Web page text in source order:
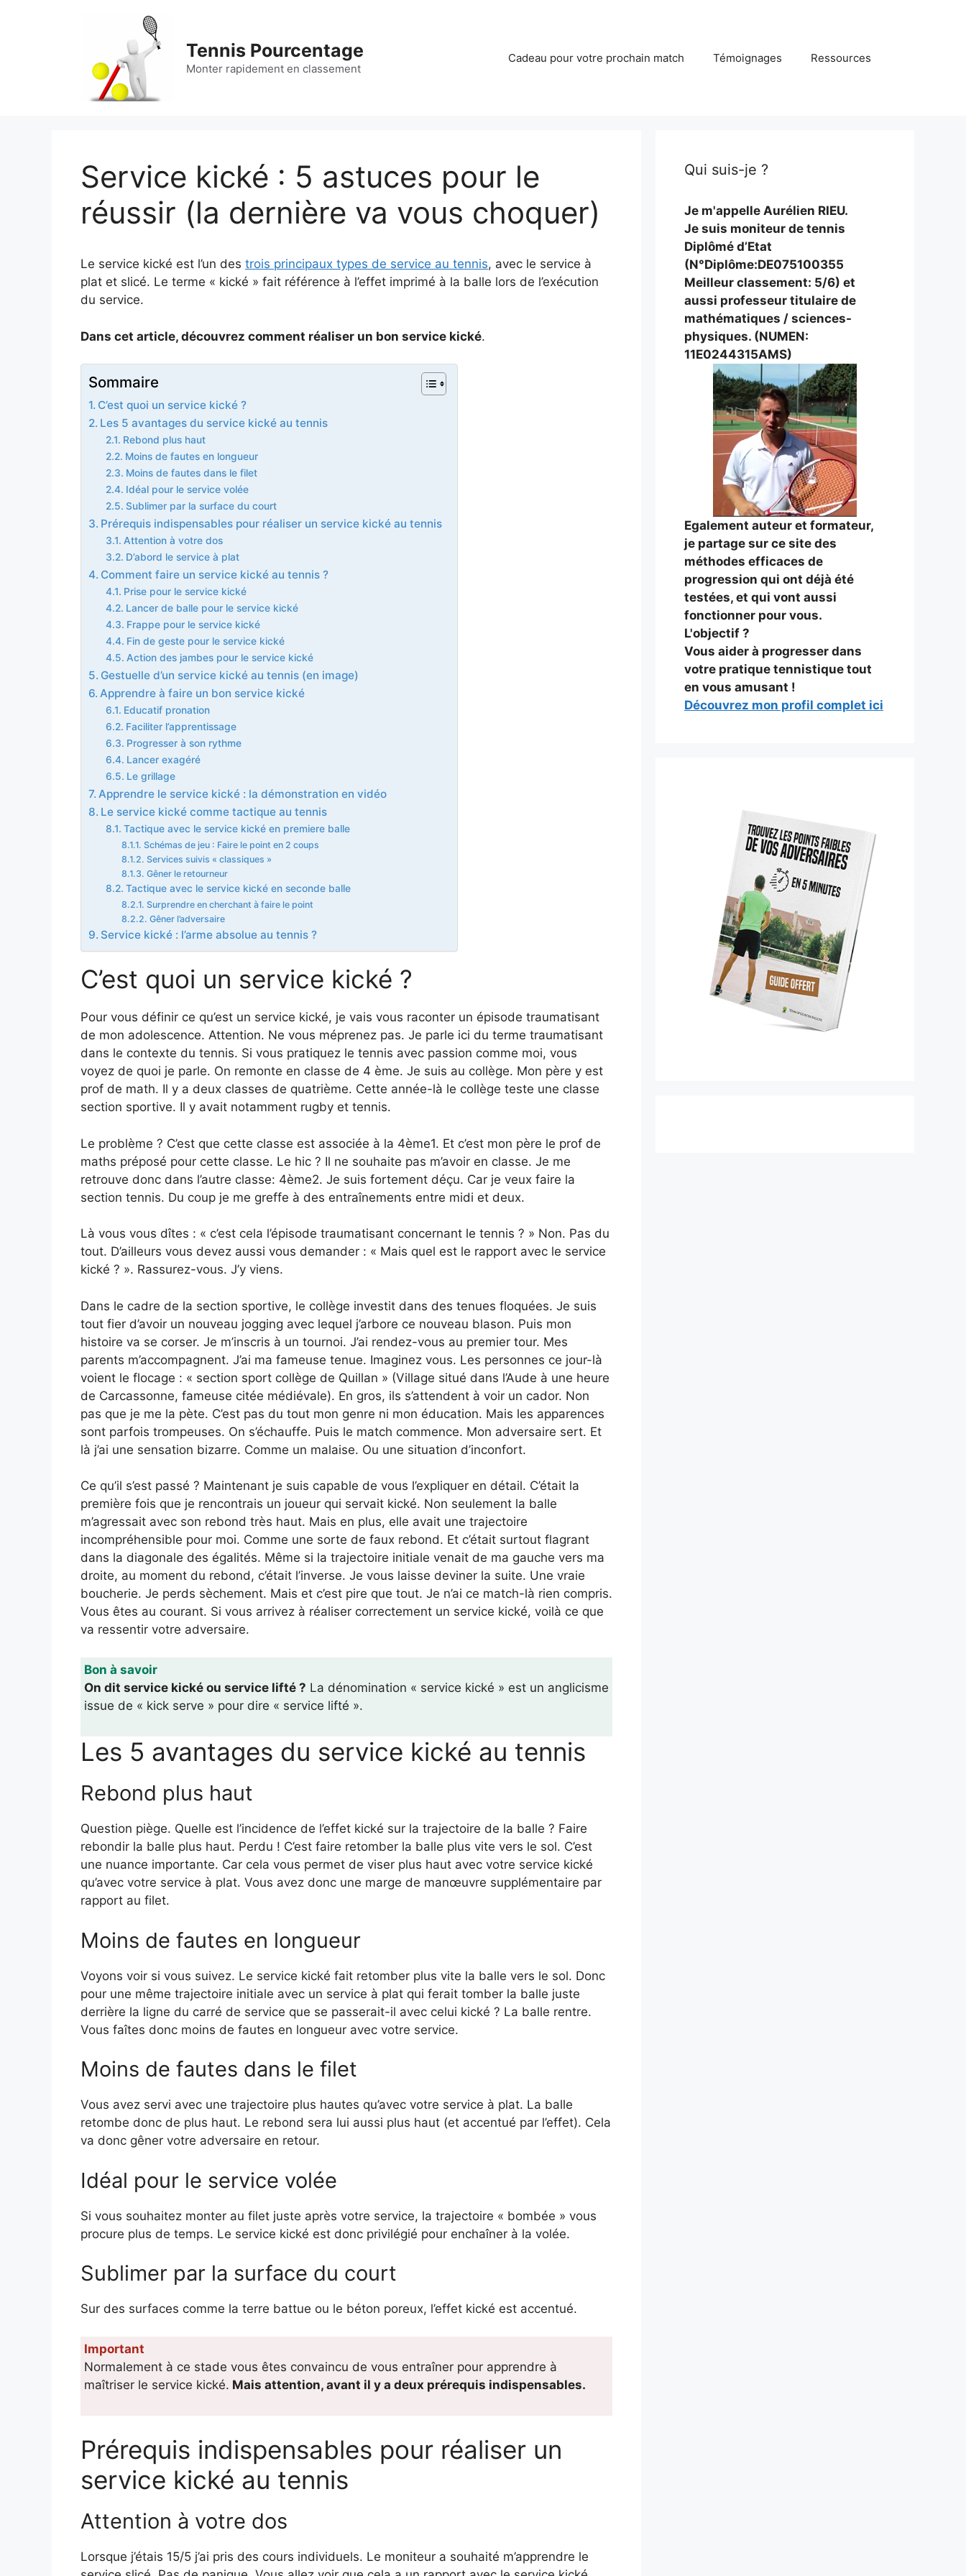
Tennis Pourcentage
Monter rapidement en classement
Cadeau pour votre prochain match Témoignages Ressources
Service kické : 5 astuces pour le
réussir (la dernière va vous choquer)
Le service kické est l’un des trois principaux types de service au tennis, avec le service à
plat et slicé. Le terme « kické » fait référence à l’effet imprimé à la balle lors de l’exécution
du service.
Dans cet article, découvrez comment réaliser un bon service kické.
Sommaire
C’est quoi un service kické ?
Les 5 avantages du service kické au tennis
Rebond plus haut
Moins de fautes en longueur
Moins de fautes dans le filet
Idéal pour le service volée
Sublimer par la surface du court
Prérequis indispensables pour réaliser un service kické au tennis
Attention à votre dos
D’abord le service à plat
Comment faire un service kické au tennis ?
Prise pour le service kické
Lancer de balle pour le service kické
Frappe pour le service kické
Fin de geste pour le service kické
Action des jambes pour le service kické
Gestuelle d’un service kické au tennis (en image)
Apprendre à faire un bon service kické
Educatif pronation
Faciliter l’apprentissage
Progresser à son rythme
Lancer exagéré
Le grillage
Apprendre le service kické : la démonstration en vidéo
Le service kické comme tactique au tennis
Tactique avec le service kické en premiere balle
Schémas de jeu : Faire le point en 2 coups
Services suivis « classiques »
Gêner le retourneur
Tactique avec le service kické en seconde balle
Surprendre en cherchant à faire le point
Gêner l’adversaire
Service kické : l’arme absolue au tennis ?
C’est quoi un service kické ?
Pour vous définir ce qu’est un service kické, je vais vous raconter un épisode traumatisant
de mon adolescence. Attention. Ne vous méprenez pas. Je parle ici du terme traumatisant
dans le contexte du tennis. Si vous pratiquez le tennis avec passion comme moi, vous
voyez de quoi je parle. On remonte en classe de 4 ème. Je suis au collège. Mon père y est
prof de math. Il y a deux classes de quatrième. Cette année-là le collège teste une classe
section sportive. Il y avait notamment rugby et tennis.
Le problème ? C’est que cette classe est associée à la 4ème1. Et c’est mon père le prof de
maths préposé pour cette classe. Le hic ? Il ne souhaite pas m’avoir en classe. Je me
retrouve donc dans l’autre classe: 4ème2. Je suis fortement déçu. Car je veux faire la
section tennis. Du coup je me greffe à des entraînements entre midi et deux.
Là vous vous dîtes : « c’est cela l’épisode traumatisant concernant le tennis ? » Non. Pas du
tout. D’ailleurs vous devez aussi vous demander : « Mais quel est le rapport avec le service
kické ? ». Rassurez-vous. J’y viens.
Dans le cadre de la section sportive, le collège investit dans des tenues floquées. Je suis
tout fier d’avoir un nouveau jogging avec lequel j’arbore ce nouveau blason. Puis mon
histoire va se corser. Je m’inscris à un tournoi. J’ai rendez-vous au premier tour. Mes
parents m’accompagnent. J’ai ma fameuse tenue. Imaginez vous. Les personnes ce jour-là
voient le flocage : « section sport collège de Quillan » (Village situé dans l’Aude à une heure
de Carcassonne, fameuse citée médiévale). En gros, ils s’attendent à voir un cador. Non
pas que je me la pète. C’est pas du tout mon genre ni mon éducation. Mais les apparences
sont parfois trompeuses. On s’échauffe. Puis le match commence. Mon adversaire sert. Et
là j’ai une sensation bizarre. Comme un malaise. Ou une situation d’inconfort.
Ce qu’il s’est passé ? Maintenant je suis capable de vous l’expliquer en détail. C’était la
première fois que je rencontrais un joueur qui servait kické. Non seulement la balle
m’agressait avec son rebond très haut. Mais en plus, elle avait une trajectoire
incompréhensible pour moi. Comme une sorte de faux rebond. Et c’était surtout flagrant
dans la diagonale des égalités. Même si la trajectoire initiale venait de ma gauche vers ma
droite, au moment du rebond, c’était l’inverse. Je vous laisse deviner la suite. Une vraie
boucherie. Je perds sèchement. Mais et c’est pire que tout. Je n’ai ce match-là rien compris.
Vous êtes au courant. Si vous arrivez à réaliser correctement un service kické, voilà ce que
va ressentir votre adversaire.
Bon à savoir
On dit service kické ou service lifté ? La dénomination « service kické » est un anglicisme
issue de « kick serve » pour dire « service lifté ».
Les 5 avantages du service kické au tennis
Rebond plus haut
Question piège. Quelle est l’incidence de l’effet kické sur la trajectoire de la balle ? Faire
rebondir la balle plus haut. Perdu ! C’est faire retomber la balle plus vite vers le sol. C’est
une nuance importante. Car cela vous permet de viser plus haut avec votre service kické
qu’avec votre service à plat. Vous avez donc une marge de manœuvre supplémentaire par
rapport au filet.
Moins de fautes en longueur
Voyons voir si vous suivez. Le service kické fait retomber plus vite la balle vers le sol. Donc
pour une même trajectoire initiale avec un service à plat qui ferait tomber la balle juste
derrière la ligne du carré de service que se passerait-il avec celui kické ? La balle rentre.
Vous faîtes donc moins de fautes en longueur avec votre service.
Moins de fautes dans le filet
Vous avez servi avec une trajectoire plus hautes qu’avec votre service à plat. La balle
retombe donc de plus haut. Le rebond sera lui aussi plus haut (et accentué par l’effet). Cela
va donc gêner votre adversaire en retour.
Idéal pour le service volée
Si vous souhaitez monter au filet juste après votre service, la trajectoire « bombée » vous
procure plus de temps. Le service kické est donc privilégié pour enchaîner à la volée.
Sublimer par la surface du court
Sur des surfaces comme la terre battue ou le béton poreux, l’effet kické est accentué.
Important
Normalement à ce stade vous êtes convaincu de vous entraîner pour apprendre à
maîtriser le service kické. Mais attention, avant il y a deux prérequis indispensables.
Prérequis indispensables pour réaliser un
service kické au tennis
Attention à votre dos
Lorsque j’étais 15/5 j’ai pris des cours individuels. Le moniteur a souhaité m’apprendre le
Qui suis-je ?
Je m'appelle Aurélien RIEU.
Je suis moniteur de tennis
Diplômé d’Etat
(N°Diplôme:DE075100355
Meilleur classement: 5/6) et
aussi professeur titulaire de
mathématiques / sciences-
physiques. (NUMEN:
11E0244315AMS)
Egalement auteur et formateur,
je partage sur ce site des
méthodes efficaces de
progression qui ont déjà été
testées, et qui vont aussi
fonctionner pour vous.
L'objectif ?
Vous aider à progresser dans
votre pratique tennistique tout
en vous amusant !
Découvrez mon profil complet ici